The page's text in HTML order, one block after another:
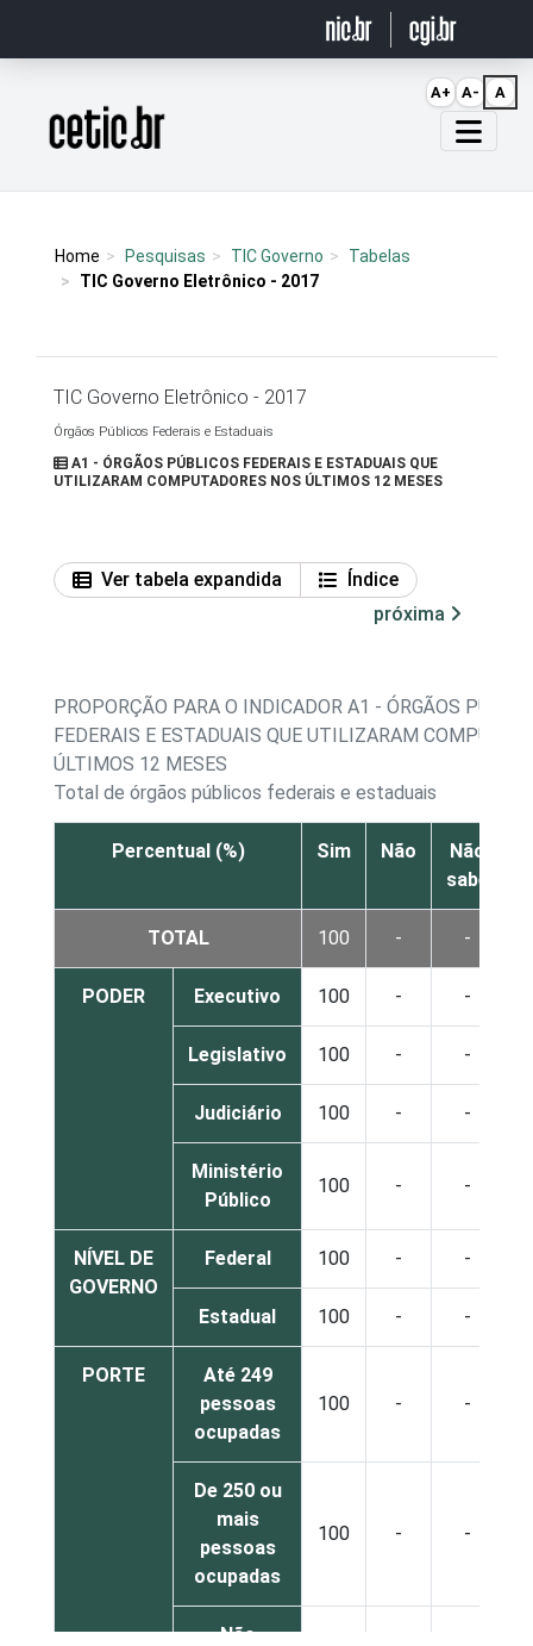
Página inicial
Home Pesquisas TIC Governo
Tabelas
TIC Governo Eletrônico - 2017
TIC Governo Eletrônico - 2017
Órgãos Públicos Federais e Estaduais
A1 - ÓRGÃOS PÚBLICOS FEDERAIS E ESTADUAIS QUE
UTILIZARAM COMPUTADORES NOS ÚLTIMOS 12 MESES
Ver tabela expandida
Índice
próxima
PROPORÇÃO PARA O INDICADOR A1 - ÓRGÃOS
FEDERAIS E ESTADUAIS QUE UTILIZARAM
ÚLTIMOS 12 MESES
Total de órgãos públicos federais e estaduais
Percentual (%) Sim Não
Não
sabe
TOTAL 100 - -
PODER Executivo 100 - -
Legislativo 100 - -
Judiciário 100 - -
Ministério
Público
100 - -
NÍVEL DE
GOVERNO
Federal 100 - -
Estadual 100 - -
PORTE
Até 249
pessoas
ocupadas
100 - -
De 250 ou
mais
pessoas
ocupadas
100 - -
Não
A+ A- A